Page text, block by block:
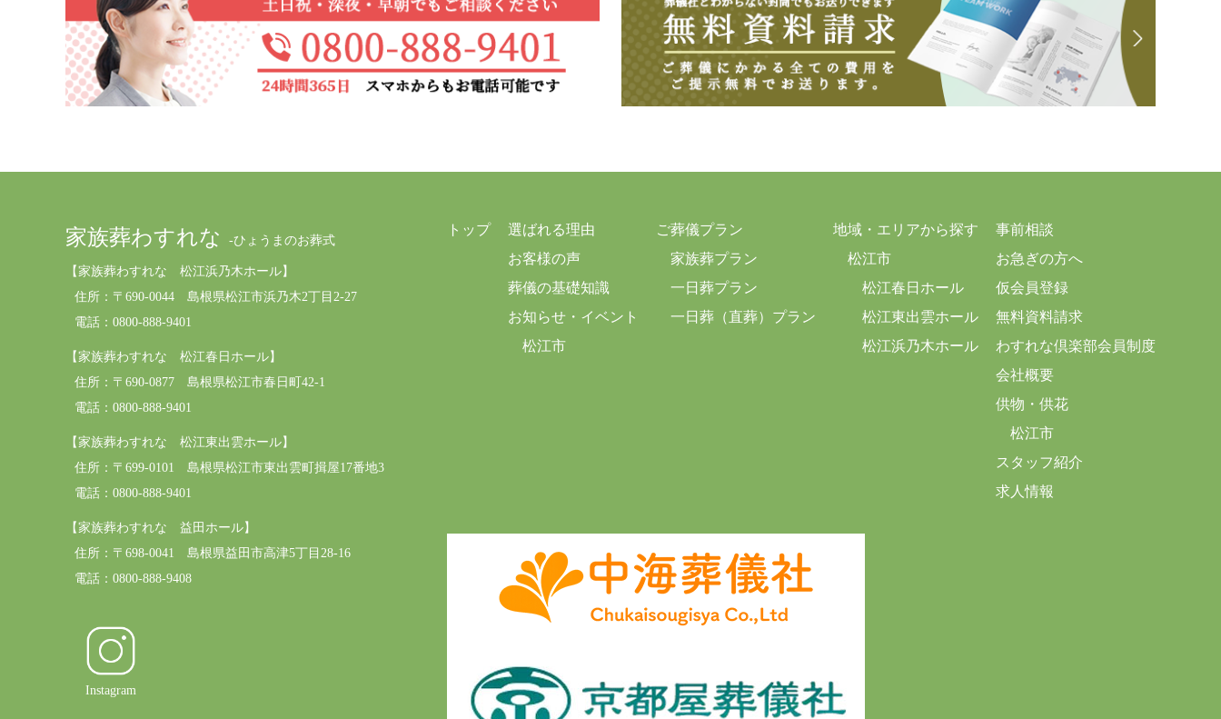
家族葬わすれな -ひょうまのお葬式
【家族葬わすれな 松江浜乃木ホール】
住所： 〒690-0044 島根県松江市浜乃木2丁目2-27
電話：0800-888-9401
【家族葬わすれな 松江春日ホール】
住所： 〒690-0877 島根県松江市春日町42-1
電話：0800-888-9401
【家族葬わすれな 松江東出雲ホール】
住所： 〒699-0101 島根県松江市東出雲町揖屋17番地3
電話：0800-888-9401
【家族葬わすれな 益田ホール】
住所： 〒698-0041 島根県益田市高津5丁目28-16
電話：0800-888-9408
Instagram
トップ
選ばれる理由
お客様の声
葬儀の基礎知識
お知らせ・イベント
松江市
ご葬儀プラン
家族葬プラン
一日葬プラン
一日葬（直葬）プラン
地域・エリアから探す
松江市
松江春日ホール
松江東出雲ホール
松江浜乃木ホール
事前相談
お急ぎの方へ
仮会員登録
無料資料請求
わすれな倶楽部会員制度
会社概要
供物・供花
松江市
スタッフ紹介
求人情報